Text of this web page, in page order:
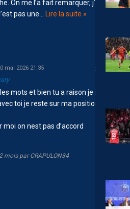
On me l’a fait remarquer, j’ai
pas une… Lire la suite »
mai 2026 21:35
mots et bien tu a raison je ne
toi je reste sur ma position tu
moi on nest pas d’accord
mois par CRAPULON34